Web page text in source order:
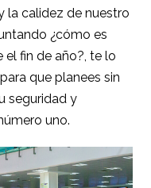
la calidez de nuestro
¿cómo es
el fin de año?, te lo
que planees sin
seguridad y
uno.